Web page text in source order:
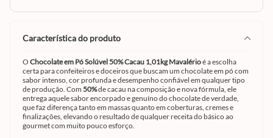
característica do produto
O Chocolate em Pó Solúvel 50% Cacau 1,01kg Mavalérioé a escolha
certa para confeiteiros e doceiros que buscam um chocolate em pó com
sabor intenso, cor profunda e desempenho confiável em qualquer tipo
de produção. Com 50%de cacau na composição e nova fórmula, ele
entrega aquele sabor encorpado e genuíno do chocolate de verdade,
que faz diferença tanto em massas quanto em coberturas, cremes e
finalizações, elevando o resultado de qualquer receita do básico ao
gourmet com muito pouco esforço.